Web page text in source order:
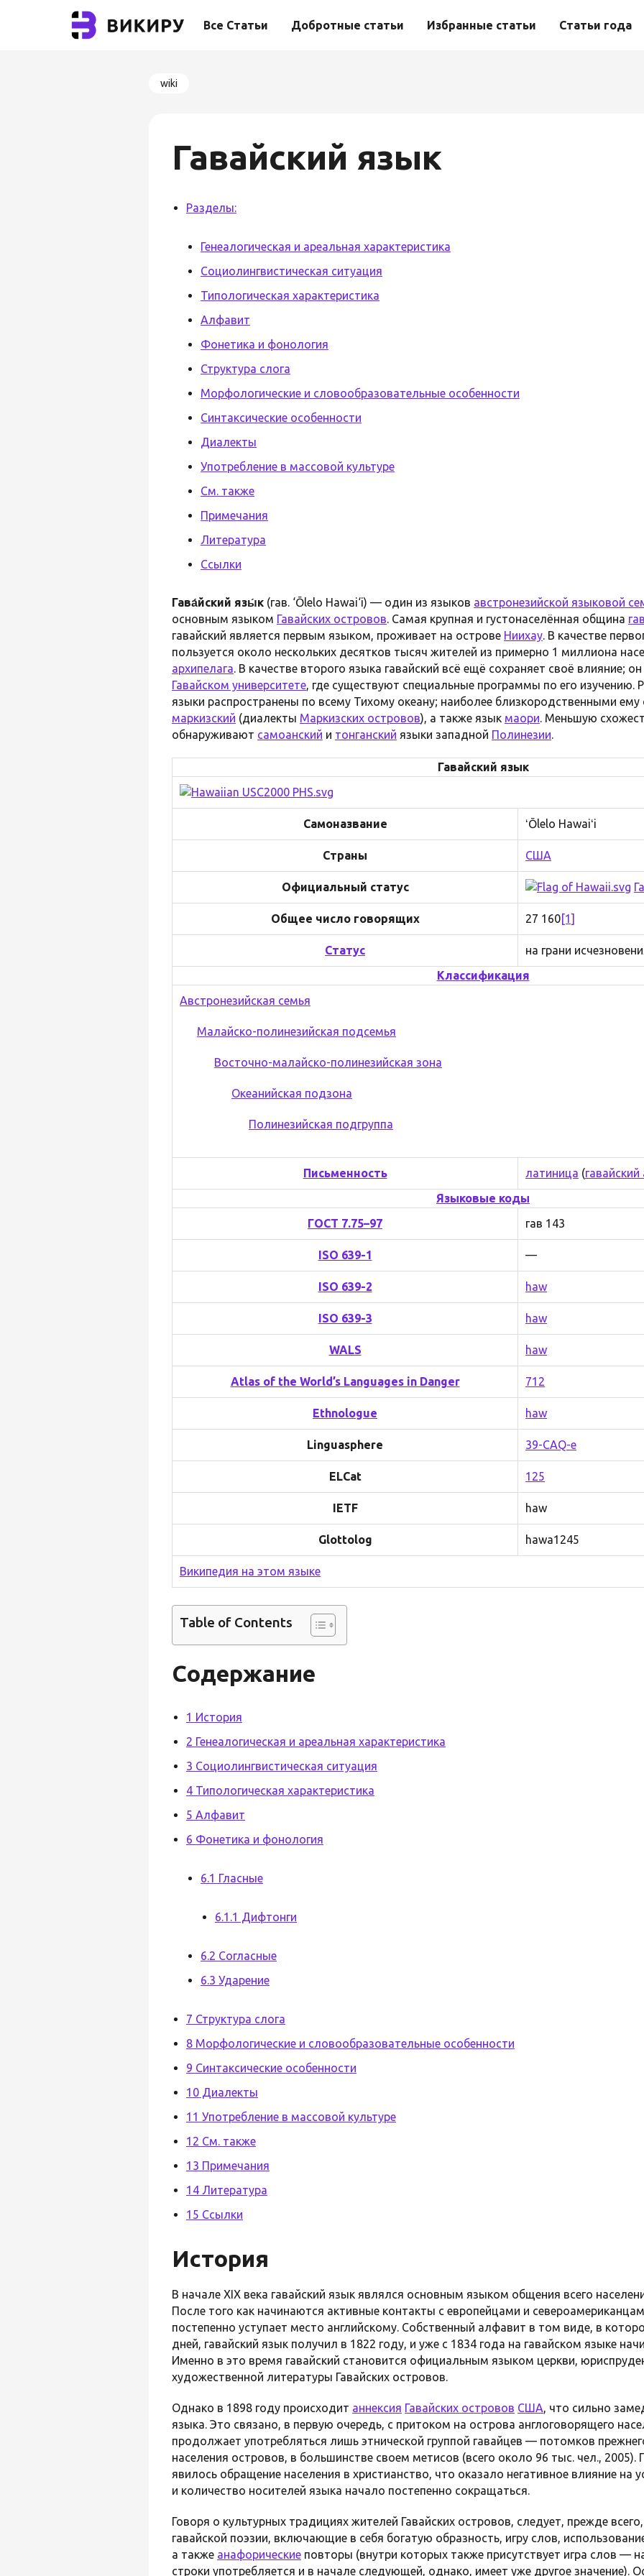
Все Статьи Добротные статьи Избранные статьи Статьи года
wiki
Гавайский язык
Разделы:
Генеалогическая и ареальная характеристика
Социолингвистическая ситуация
Типологическая характеристика
Алфавит
Фонетика и фонология
Структура слога
Морфологические и словообразовательные особенности
Синтаксические особенности
Диалекты
Употребление в массовой культуре
См. также
Примечания
Литература
Ссылки
Гава́йский язы́к (гав. ‘Ōlelo Hawai‘i) — один из языков австронезийской языковой
основным языком Гавайских островов. Самая крупная и густонаселённая община
гавайский является первым языком, проживает на острове Ниихау. В качестве
пользуется около нескольких десятков тысяч жителей из примерно 1 миллиона
архипелага. В качестве второго языка гавайский всё ещё сохраняет своё влияние;
Гавайском университете, где существуют специальные программы по его изучению.
языки распространены по всему Тихому океану; наиболее близкородственными
маркизский (диалекты Маркизских островов), а также язык маори. Меньшую
обнаруживают самоанский и тонганский языки западной Полинезии.
Гавайский язык
Самоназвание ʻŌlelo Hawaiʻi
Страны США
Официальный статус
Общее число говорящих 27 160[1]
Статус на грани
Классификация
Австронезийская семья
Малайско-полинезийская подсемья
Восточно-малайско-полинезийская зона
Океанийская подзона
Полинезийская подгруппа
Письменность латиница (
Языковые коды
ГОСТ 7.75–97
гав 143
ISO 639-1 —
ISO 639-2 haw
ISO 639-3 haw
WALS haw
Atlas of the World’s Languages in Danger 712
Ethnologue haw
Linguasphere 39-CAQ-e
ELCat 125
IETF haw
Glottolog hawa1245
Википедия на этом языке
Table of Contents
Содержание
1 История
2 Генеалогическая и ареальная характеристика
3 Социолингвистическая ситуация
4 Типологическая характеристика
5 Алфавит
6 Фонетика и фонология
6.1 Гласные
6.1.1 Дифтонги
6.2 Согласные
6.3 Ударение
7 Структура слога
8 Морфологические и словообразовательные особенности
9 Синтаксические особенности
10 Диалекты
11 Употребление в массовой культуре
12 См. также
13 Примечания
14 Литература
15 Ссылки
История
В начале XIX века гавайский язык являлся основным языком общения всего
После того как начинаются активные контакты с европейцами и
постепенно уступает место английскому. Собственный алфавит в том виде, в
дней, гавайский язык получил в 1822 году, и уже с 1834 года на гавайском языке
Именно в это время гавайский становится официальным языком церкви,
художественной литературы Гавайских островов.
Однако в 1898 году происходит аннексия Гавайских островов США, что сильно
языка. Это связано, в первую очередь, с притоком на острова англоговорящего
продолжает употребляться лишь этнической группой гавайцев — потомков
населения островов, в большинстве своем метисов (всего около 96 тыс. чел.,
явилось обращение населения в христианство, что оказало негативное влияние на
и количество носителей языка начало постепенно сокращаться.
Говоря о культурных традициях жителей Гавайских островов, следует, прежде
гавайской поэзии, включающие в себя богатую образность, игру слов,
а также анафорические повторы (внутри которых также присутствует игра слов —
строки употребляется и в начале следующей, однако, имеет уже другое значение).